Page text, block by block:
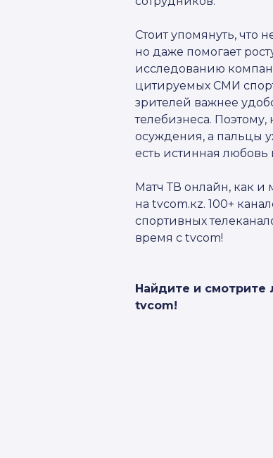
Стоит упомянуть, что
но даже помогает
исследованию
цитируемых СМИ
зрителей важнее
телебизнеса.
осуждения, а пальцы
есть истинная любовь
Матч ТВ онлайн, как и
на tvcom.кz. 100+
спортивных
время с tvcom!
Найдите и смотрите
tvcom!